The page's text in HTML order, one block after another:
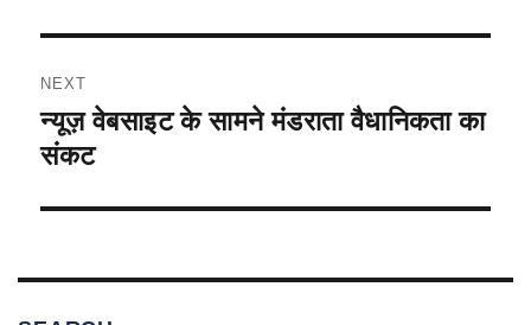
NEXT
Next
post:
न्यूज़ वेबसाइट के सामने मंडराता वैधानिकता का
संकट